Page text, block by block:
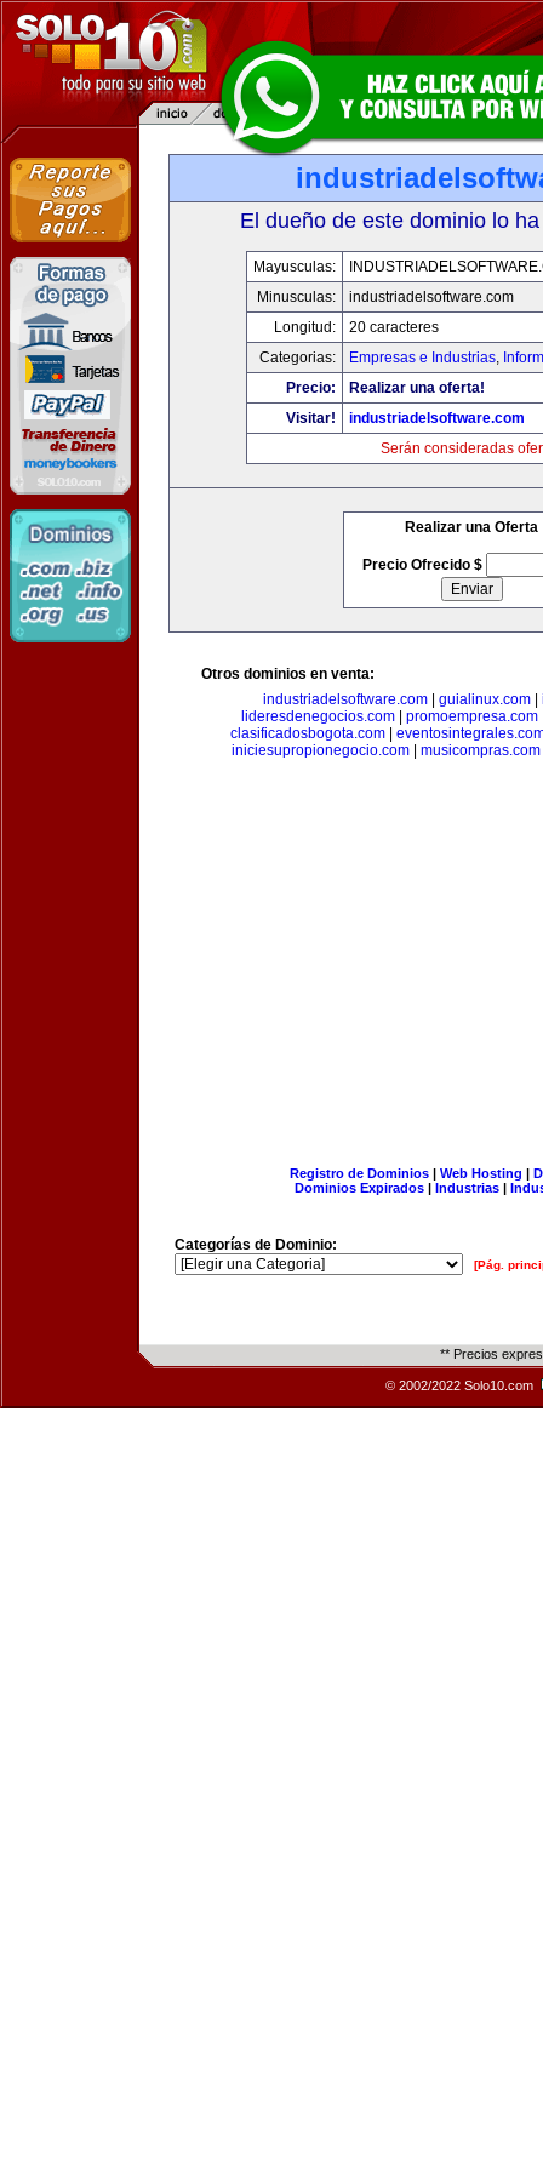
El dueño de este dominio lo
Mayusculas:
Minusculas:
industriadelsoftware.com
Longitud:
20 caracteres
Categorias:
Empresas e Industrias,
Precio:
Realizar una oferta!
Visitar!
industriadelsoftware.com
Serán consideradas
Realizar una Oferta
Precio Ofrecido $
Otros dominios en venta:
industriadelsoftware.com| guialinux.com|
lideresdenegocios.com
promoempresa.com
clasificadosbogota.com
iniciesupropionegocio.com
musicompras.com
Registro de Dominios| Web Hosting |
Dominios Expirados | Industrias |
Categorías de Dominio:
[Pág.
** Precios
© 2002/2022 Solo10.com